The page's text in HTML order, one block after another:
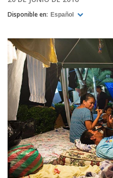
Disponible en: Español